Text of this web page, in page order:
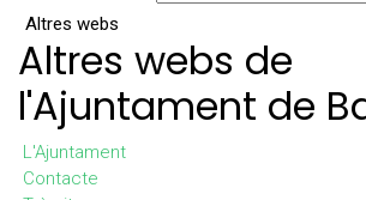
Altres webs
Altres webs de
l'Ajuntament de
L'Ajuntament
Contacte